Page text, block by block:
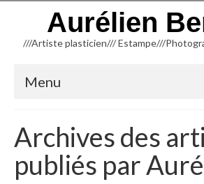
Aurélien
///Artiste plasticien/// Estampe///
Menu
NEWSLETTER
BLOG
Archives des
publiés par